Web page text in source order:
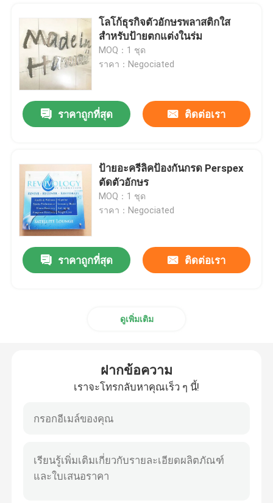
สินค้า
เกี่ยวกับเรา
ทัวร์โรงงาน
ป้ายอักษร 3 มิติ
ป้ายอักษรช่อง
โลโก้ธุรกิจตัวอักษรพลาสติกใส
สำหรับป้ายตกแต่งในร่ม
MOQ：1 ชุด
ราคา：Negociated
ราคาถูกที่สุด ติดต่อเรา
ป้ายอะครีลิคป้องกันกรด Perspex
ตัดตัวอักษร
MOQ：1 ชุด
ราคา：Negociated
ราคาถูกที่สุด ติดต่อเรา
ดูเพิ่มเติม
ฝากข้อความ
เราจะโทรกลับหาคุณเร็ว ๆ นี้!